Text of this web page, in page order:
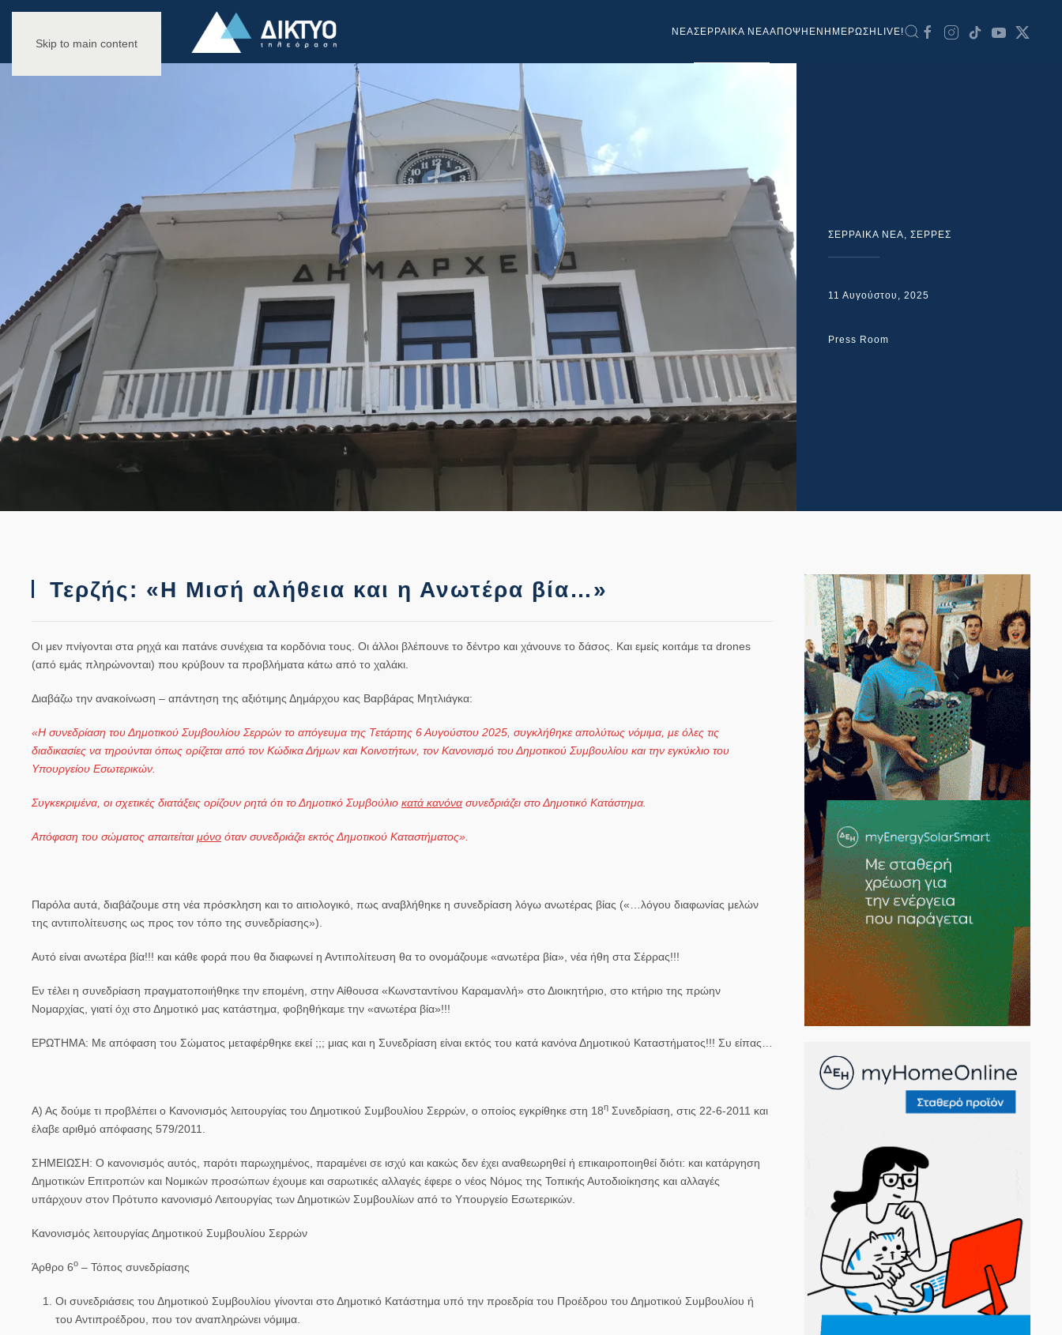
Skip to main content
NEAΣΕΡΡΑΙΚΑ ΝΕΑΑΠΟΨΗ ΕΝΗΜΕΡΩΣΗ LIVE!
ΣΕΡΡΑΙΚΑ ΝΕΑ, ΣΕΡΡΕΣ
11 Αυγούστου, 2025
Press Room
Τερζής: «Η Μισή αλήθεια και η Ανωτέρα βία…»
Οι μεν πνίγονται στα ρηχά και πατάνε συνέχεια τα κορδόνια τους. Οι άλλοι βλέπουνε το δέντρο και χάνουνε το δάσος. Και εμείς κοιτάμε τα drones
(από εμάς πληρώνονται) που κρύβουν τα προβλήματα κάτω από το χαλάκι.
Διαβάζω την ανακοίνωση – απάντηση της αξιότιμης Δημάρχου κας Βαρβάρας Μητλιάγκα:
«Η συνεδρίαση του Δημοτικού Συμβουλίου Σερρών το απόγευμα της Τετάρτης 6 Αυγούστου 2025, συγκλήθηκε απολύτως νόμιμα , με όλες τις
διαδικασίες να τηρούνται όπως ορίζεται από τον Κώδικα Δήμων και Κοινοτήτων, τον Κανονισμό του Δημοτικού Συμβουλίου και την εγκύκλιο του
Υπουργείου Εσωτερικών.
Συγκεκριμένα, οι σχετικές διατάξεις ορίζουν ρητά ότι το Δημοτικό Συμβούλιο κατά κανόνα συνεδριάζει στο Δημοτικό Κατάστημα.
Απόφαση του σώματος απαιτείται μόνο όταν συνεδριάζει εκτός Δημοτικού Καταστήματος».
Παρόλα αυτά, διαβάζουμε στη νέα πρόσκληση και το αιτιολογικό, πως αναβλήθηκε η συνεδρίαση λόγω ανωτέρας βίας («…λόγου διαφωνίας μελών
της αντιπολίτευσης ως προς τον τόπο της συνεδρίασης»).
Αυτό είναι ανωτέρα βία!!! και κάθε φορά που θα διαφωνεί η Αντιπολίτευση θα το ονομάζουμε «ανωτέρα βία», νέα ήθη στα Σέρρας!!!
Εν τέλει η συνεδρίαση πραγματοποιήθηκε την επομένη, στην Αίθουσα «Κωνσταντίνου Καραμανλή» στο Διοικητήριο, στο κτήριο της πρώην
Νομαρχίας, γιατί όχι στο Δημοτικό μας κατάστημα, φοβηθήκαμε την «ανωτέρα βία»!!!
ΕΡΩΤΗΜΑ: Με απόφαση του Σώματος μεταφέρθηκε εκεί ;;; μιας και η Συνεδρίαση είναι εκτός του κατά κανόνα Δημοτικού Καταστήματος!!! Συ είπας…
Α) Ας δούμε τι προβλέπει ο Κανονισμός λειτουργίας του Δημοτικού Συμβουλίου Σερρών, ο οποίος εγκρίθηκε στη 18η Συνεδρίαση, στις 22-6-2011 και
έλαβε αριθμό απόφασης 579/2011.
ΣΗΜΕΙΩΣΗ: Ο κανονισμός αυτός, παρότι παρωχημένος, παραμένει σε ισχύ και κακώς δεν έχει αναθεωρηθεί ή επικαιροποιηθεί διότι: και κατάργηση
Δημοτικών Επιτροπών και Νομικών προσώπων έχουμε και σαρωτικές αλλαγές έφερε ο νέος Νόμος της Τοπικής Αυτοδιοίκησης και αλλαγές
υπάρχουν στον Πρότυπο κανονισμό Λειτουργίας των Δημοτικών Συμβουλίων από το Υπουργείο Εσωτερικών.
Κανονισμός λειτουργίας Δημοτικού Συμβουλίου Σερρών
Άρθρο 6ο – Τόπος συνεδρίασης
Οι συνεδριάσεις του Δημοτικού Συμβουλίου γίνονται στο Δημοτικό Κατάστημα υπό την προεδρία του Προέδρου του Δημοτικού Συμβουλίου ή
του Αντιπροέδρου που τον αναπληρώνει νόμιμα